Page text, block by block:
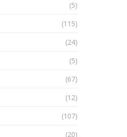
(5)
(115)
(24)
(5)
(67)
(12)
(107)
(20)